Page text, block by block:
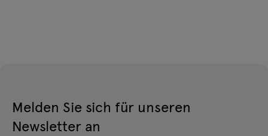
Melden Sie sich für unseren
Newsletter an